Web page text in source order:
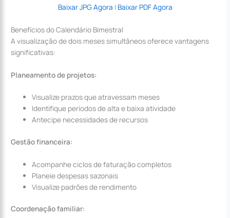
Baixar JPG Agora | Baixar PDF Agora
Benefícios do Calendário Bimestral
A visualização de dois meses simultâneos oferece vantagens
significativas:
Planeamento de projetos:
Visualize prazos que atravessam meses
Identifique períodos de alta e baixa atividade
Antecipe necessidades de recursos
Gestão financeira:
Acompanhe ciclos de faturação completos
Planeie despesas sazonais
Visualize padrões de rendimento
Coordenação familiar: